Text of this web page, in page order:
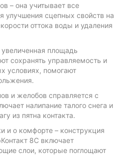
– она учитывает все
улучшения сцепных свойств на
оттока воды и удаления
площадь
сохранять управляемость и
условиях, помогают
и желобов справляется с
налипание талого снега и
из пятна контакта.
и о комфорте – конструкция
8С включает
слои, которые поглощают